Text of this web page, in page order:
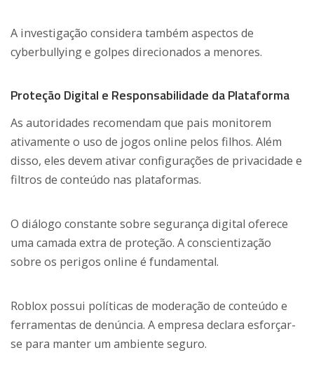
A investigação considera também aspectos de
cyberbullying e golpes direcionados a menores.
Proteção Digital e Responsabilidade da Plataforma
As autoridades recomendam que pais monitorem
ativamente o uso de jogos online pelos filhos. Além
disso, eles devem ativar configurações de privacidade e
filtros de conteúdo nas plataformas.
O diálogo constante sobre segurança digital oferece
uma camada extra de proteção. A conscientização
sobre os perigos online é fundamental.
Roblox possui políticas de moderação de conteúdo e
ferramentas de denúncia. A empresa declara esforçar-
se para manter um ambiente seguro.